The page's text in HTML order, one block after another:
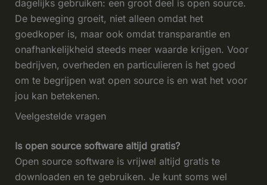
dagelijks gebruiken: een groot deel is open source.
De beweging groeit, niet alleen omdat het
goedkoper is, maar ook omdat transparantie en
onafhankelijkheid steeds meer waarde krijgen. Voor
bedrijven, overheden en particulieren is het goed
om te begrijpen wat open source is en wat het voor
jou kan betekenen.
Veelgestelde vragen
Is open source software altijd gratis?
Open source software is vrijwel altijd gratis te
downloaden en te gebruiken. Je kunt soms wel